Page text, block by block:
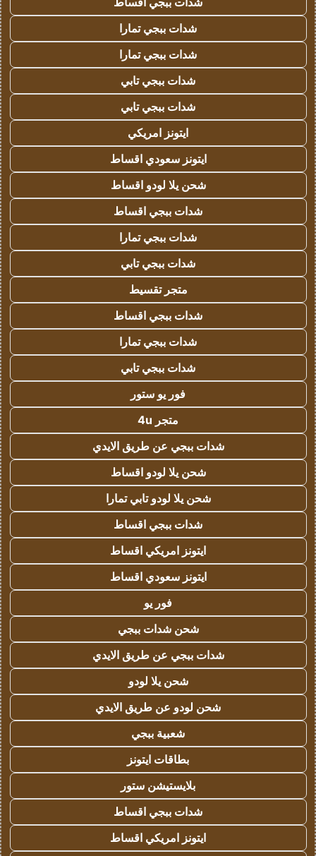
شدات ببجي تمارا
شدات ببجي تمارا
شدات ببجي تابي
شدات ببجي تابي
ايتونز امريكي
ايتونز سعودي اقساط
شحن يلا لودو اقساط
شدات ببجي اقساط
شدات ببجي تمارا
شدات ببجي تابي
متجر تقسيط
شدات ببجي اقساط
شدات ببجي تمارا
شدات ببجي تابي
فور يو ستور
متجر 4u
شدات ببجي عن طريق الايدي
شحن يلا لودو اقساط
شحن يلا لودو تابي تمارا
شدات ببجي اقساط
ايتونز امريكي اقساط
ايتونز سعودي اقساط
فور يو
شحن شدات ببجي
شدات ببجي عن طريق الايدي
شحن يلا لودو
شحن لودو عن طريق الايدي
شعبية ببجي
بطاقات ايتونز
بلايستيشن ستور
شدات ببجي اقساط
ايتونز امريكي اقساط